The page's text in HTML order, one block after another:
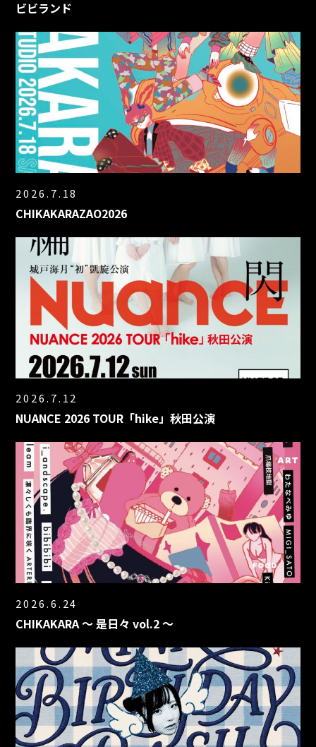
ビビランド
2026.7.18
CHIKAKARAZAO2026
2026.7.12
NUANCE 2026 TOUR「hike」秋田公演
2026.6.24
CHIKAKARA 〜 是日々 vol.2 〜